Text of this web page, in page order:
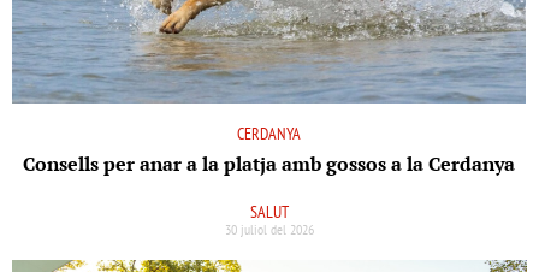
CERDANYA
Consells per anar a la platja amb gossos a la Cerdanya
SALUT
30 juliol del 2026